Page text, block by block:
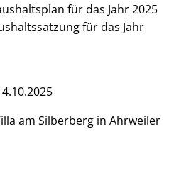
für das Jahr 2025
für das Jahr
am Silberberg in Ahrweiler